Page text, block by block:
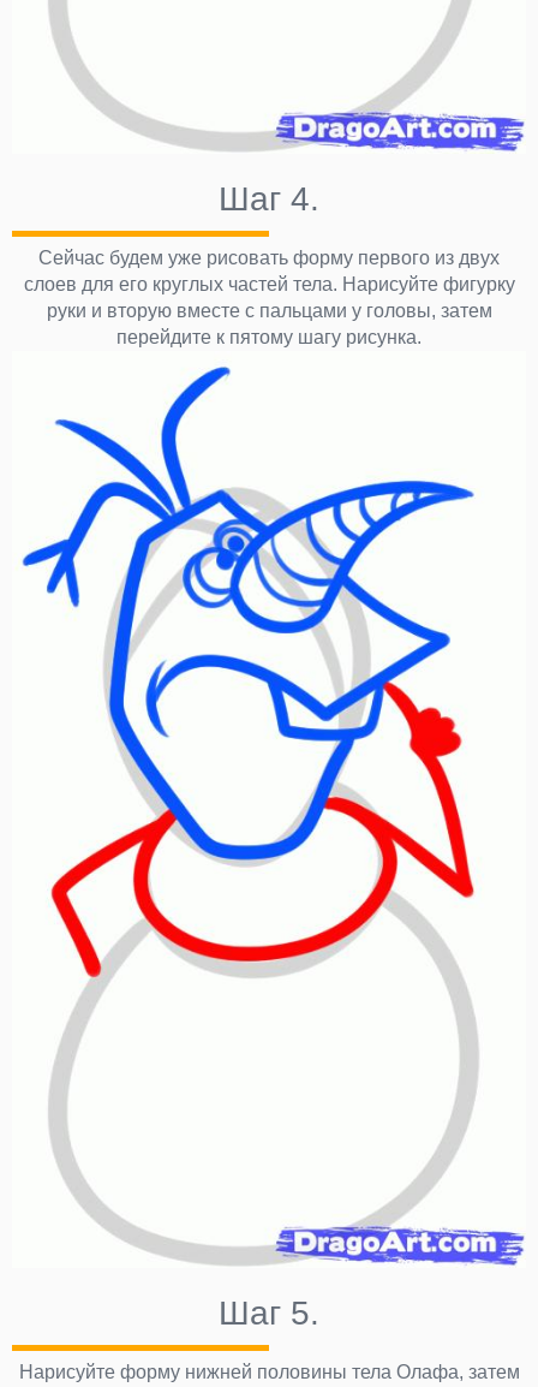
Шаг 4.
Сейчас будем уже рисовать форму первого из двух
слоев для его круглых частей тела. Нарисуйте фигурку
руки и вторую вместе с пальцами у головы, затем
перейдите к пятому шагу рисунка.
Шаг 5.
Нарисуйте форму нижней половины тела Олафа, затем